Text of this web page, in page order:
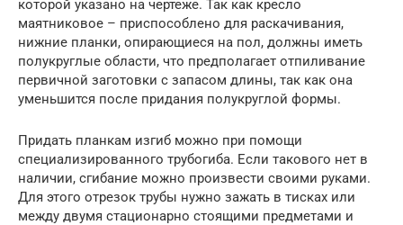
которой указано на чертеже. Так как кресло
маятниковое – приспособлено для раскачивания,
нижние планки, опирающиеся на пол, должны иметь
полукруглые области, что предполагает отпиливание
первичной заготовки с запасом длины, так как она
уменьшится после придания полукруглой формы.
Придать планкам изгиб можно при помощи
специализированного трубогиба. Если такового нет в
наличии, сгибание можно произвести своими руками.
Для этого отрезок трубы нужно зажать в тисках или
между двумя стационарно стоящими предметами и